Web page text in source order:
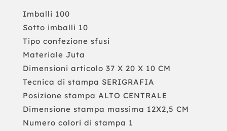
Imballi 100
Sotto imballi 10
Tipo confezione sfusi
Materiale Juta
Dimensioni articolo 37 X 20 X 10 CM
Tecnica di stampa SERIGRAFIA
Posizione stampa ALTO CENTRALE
Dimensione stampa massima 12X2,5 CM
Numero colori di stampa 1